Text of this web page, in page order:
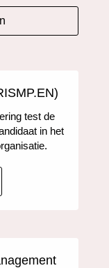
test de
in het